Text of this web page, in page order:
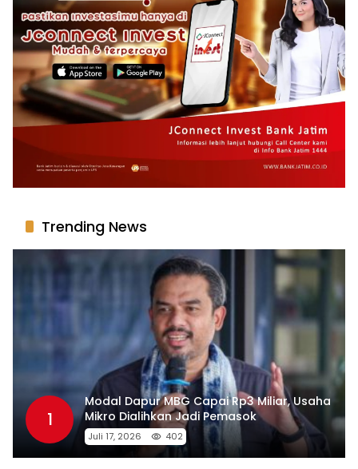
Trending News
1
Modal Dapur MBG Capai Rp3 Miliar, Usaha
Mikro Dialihkan Jadi Pemasok
Juli 17, 2026 402